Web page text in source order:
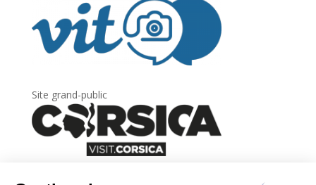
Site grand-public